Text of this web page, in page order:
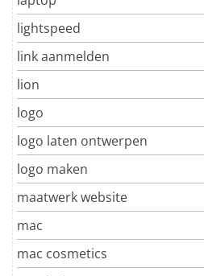
lightspeed
link aanmelden
lion
logo
logo laten ontwerpen
logo maken
maatwerk website
mac
mac cosmetics